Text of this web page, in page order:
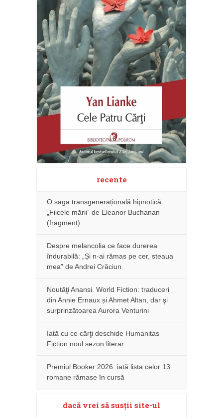
recente
O saga transgenerațională hipnotică:
„Fiicele mării” de Eleanor Buchanan
(fragment)
Despre melancolia ce face durerea
îndurabilă: „Și n-ai rămas pe cer, steaua
mea” de Andrei Crăciun
Noutăţi Anansi. World Fiction: traduceri
din Annie Ernaux și Ahmet Altan, dar şi
surprinzătoarea Aurora Venturini
Iată cu ce cărţi deschide Humanitas
Fiction noul sezon literar
Premiul Booker 2026: iată lista celor 13
romane rămase în cursă
dacă vrei să susţii site-ul